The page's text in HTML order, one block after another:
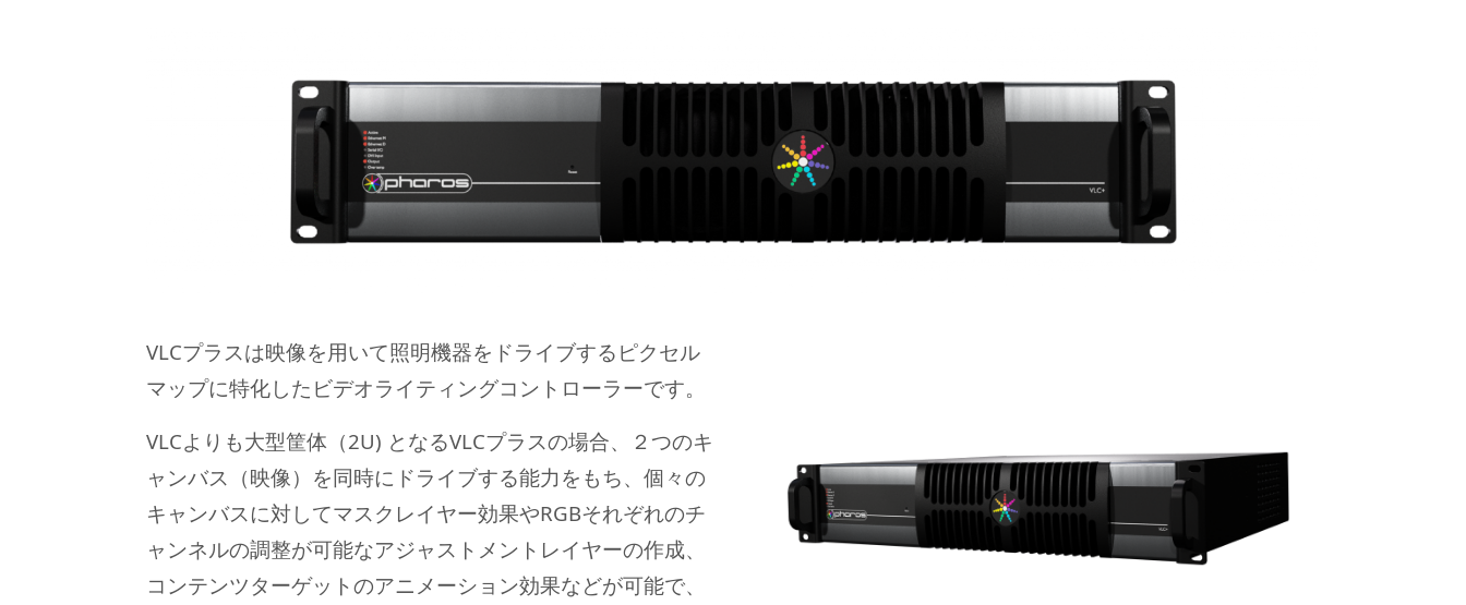
VLCプラスは映像を用いて照明機器をドライブするピクセル
マップに特化したビデオライティングコントローラーです。
VLCよりも大型筐体（2U) となるVLCプラスの場合、２つのキ
ャンバス（映像）を同時にドライブする能力をもち、個々の
キャンバスに対してマスクレイヤー効果やRGBそれぞれのチ
ャンネルの調整が可能なアジャストメントレイヤーの作成、
コンテンツターゲットのアニメーション効果などが可能で、